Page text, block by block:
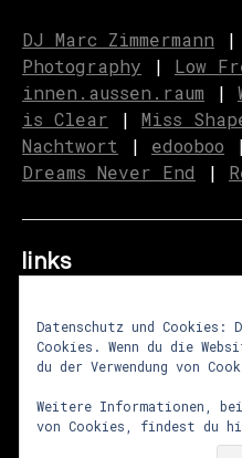
DJ Marc Zimmermann |
Photography | Low
innen.aussen.raum |
is Clear | Miss
Nachtwort | edooboo
Dreams Never End |
links
über uns | presse|
impressum|
Datenschutz und Cookies:
Cookies. Wenn du die
du der Verwendung von
Weitere Informationen,
von Cookies, findest du